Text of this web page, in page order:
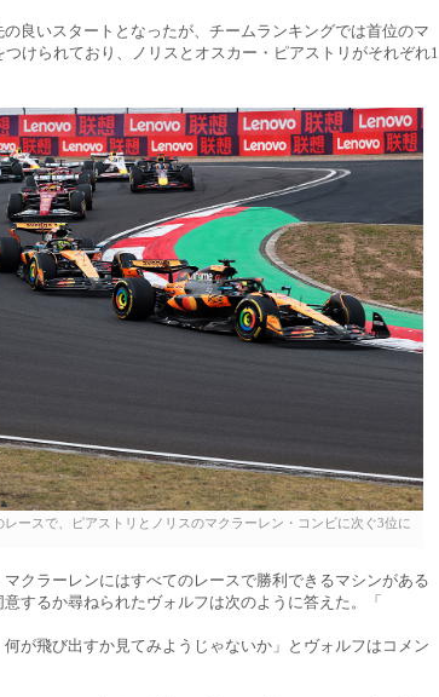
良いスタートとなったが、チームランキングでは首位のマ
けられており、ノリスとオスカー・ピアストリがそれぞれ1
ースで、ピアストリとノリスのマクラーレン・コンビに次ぐ3位に
クラーレンにはすべてのレースで勝利できるマシンがある
するか尋ねられたヴォルフは次のように答えた。「
何が飛び出すか見てみようじゃないか」とヴォルフはコメン